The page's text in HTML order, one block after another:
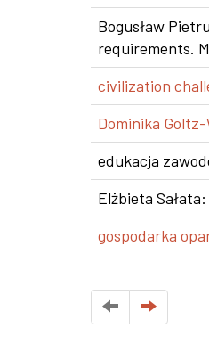
Bogusław
requirements.
civilization
Dominika
edukacja
Elżbieta
gospodarka